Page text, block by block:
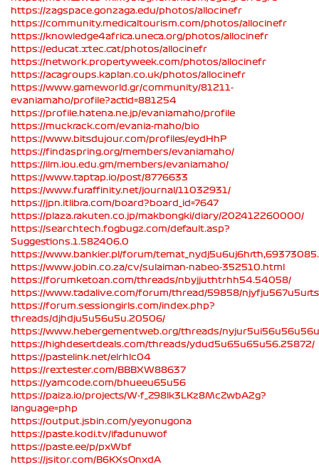
https://zagspace.gonzaga.edu/photos/allocinefr
https://community.medicaltourism.com/photos/allocinefr
https://knowledge4africa.uneca.org/photos/allocinefr
https://educat.xtec.cat/photos/allocinefr
https://network.propertyweek.com/photos/allocinefr
https://acagroups.kaplan.co.uk/photos/allocinefr
https://www.gameworld.gr/community/81211-
evaniamaho/profile?actid=881254
https://profile.hatena.ne.jp/evaniamaho/profile
https://muckrack.com/evania-maho/bio
https://www.bitsdujour.com/profiles/eydHhP
https://findaspring.org/members/evaniamaho/
https://ilm.iou.edu.gm/members/evaniamaho/
https://www.taptap.io/post/8776633
https://www.furaffinity.net/journal/11032931/
https://jpn.itlibra.com/board?board_id=7647
https://plaza.rakuten.co.jp/makbongki/diary/202412260000/
https://searchtech.fogbugz.com/default.asp?
Suggestions.1.582406.0
https://www.bankier.pl/forum/
https://www.jobin.co.za/cv/sulaiman-nabeo-352510.html
https://forumketoan.com/threads/nbyjjuthtrhh54.54058/
https://www.tadalive.com/forum/thread/59858/
https://forum.sessiongirls.com/index.php?
threads/djhdju5u56u5u.20506/
https://www.hebergementweb.org/threads/
https://highdesertdeals.com/threads/ydud5u65u65u56.25872/
https://pastelink.net/elrhlc04
https://rextester.com/BBBXW88637
https://yamcode.com/bhueeu65u56
https://paiza.io/projects/W-f_Z98lk3LKz8McZwbA2g?
language=php
https://output.jsbin.com/yeyonugona
https://paste.kodi.tv/ifadunuwof
https://paste.ee/p/pxWbf
https://jsitor.com/B6KXsOnxdA